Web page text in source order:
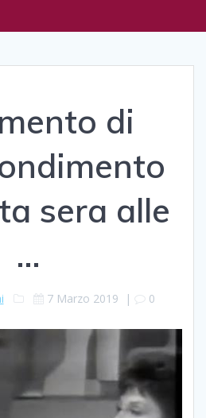
di
sera alle
…
7 Marzo 2019 | 0